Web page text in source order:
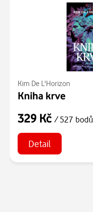
Kim De L'Horizon
Kniha krve
329 Kč / 527 bodů
Detail